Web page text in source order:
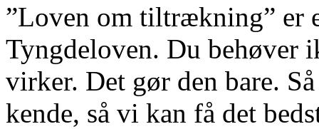
”Loven om tiltrækning” er
Tyngdeloven. Du behøver
virker. Det gør den bare.
kende, så vi kan få det